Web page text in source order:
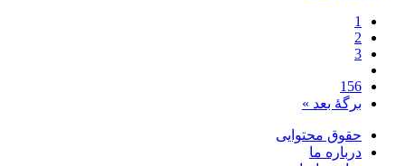
1
2
3
156
برگهٔ بعد »
حقوق محتوایی
درباره ما